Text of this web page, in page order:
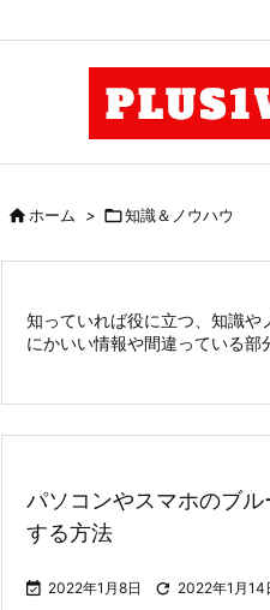
ホーム > 知識＆ノウハウ
知っていれば役に立つ、知識や
にかいい情報や間違っている部
パソコンやスマホのブ
する方法
 2022年1月8日  2022年1月14